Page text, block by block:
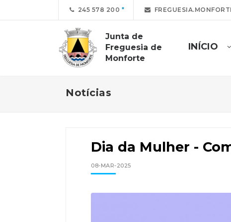
245 578 200
Junta de
Freguesia de
Monforte
INÍCIO
Notícias
Dia da Mulher -
08-MAR-2025